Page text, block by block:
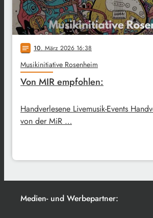
notes 10. März 2026 16:38
Musikinitiative Rosenheim
Von MIR empfohlen:
Handverlesene Livemusik-Events
von der MiR …
Medien- und Werbepartner: